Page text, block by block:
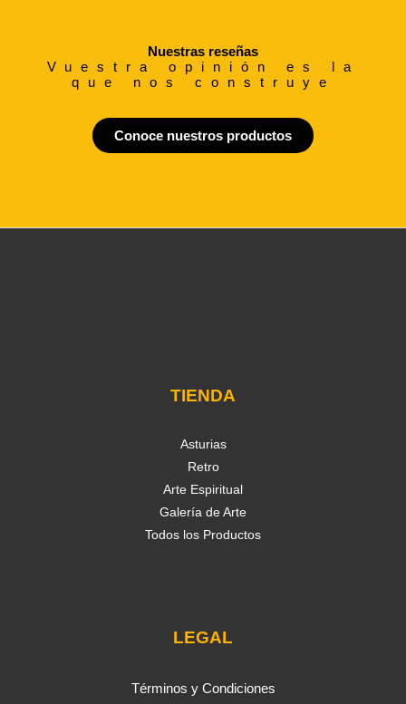
Nuestras reseñas
Vuestra opinión es la
que nos construye
Conoce nuestros productos
TIENDA
Asturias
Retro
Arte Espiritual
Galería de Arte
Todos los Productos
LEGAL
Términos y Condiciones